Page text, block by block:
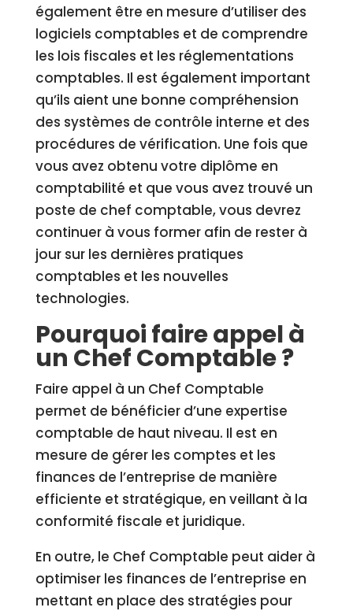
également être en mesure d’utiliser des
logiciels comptables et de comprendre
les lois fiscales et les réglementations
comptables. Il est également important
qu’ils aient une bonne compréhension
des systèmes de contrôle interne et des
procédures de vérification. Une fois que
vous avez obtenu votre diplôme en
comptabilité et que vous avez trouvé un
poste de chef comptable, vous devrez
continuer à vous former afin de rester à
jour sur les dernières pratiques
comptables et les nouvelles
technologies.
Pourquoi faire appel à
un Chef Comptable ?
Faire appel à un Chef Comptable
permet de bénéficier d’une expertise
comptable de haut niveau. Il est en
mesure de gérer les comptes et les
finances de l’entreprise de manière
efficiente et stratégique, en veillant à la
conformité fiscale et juridique.
En outre, le Chef Comptable peut aider à
optimiser les finances de l’entreprise en
mettant en place des stratégies pour